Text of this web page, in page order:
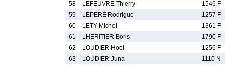
58
LEFEUVRE Thierry
1546 F
59
LEPERE Rodrigue
1257 F
60
LETY Michel
1361 F
61
LHERITIER Boris
1790 F
62
LOUDIER Hoel
1256 F
63
LOUDIER Juna
1110 N